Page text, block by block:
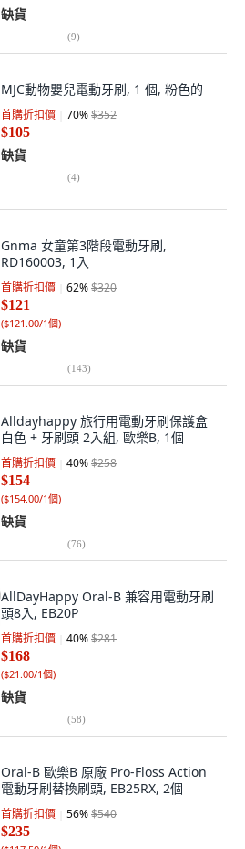
缺貨
(9)
MJC動物嬰兒電動牙刷, 1 個, 粉色的
首購折扣價 70%$352
$105
缺貨
(4)
Gnma 女童第3階段電動牙刷,
RD160003, 1入
首購折扣價 62%$320
$121
($121.00/1個)
缺貨
(143)
Alldayhappy 旅行用電動牙刷保護盒
白色 + 牙刷頭 2入組, 歐樂B, 1個
首購折扣價 40%$258
$154
($154.00/1個)
缺貨
(76)
AllDayHappy Oral-B 兼容用電動牙刷
頭8入, EB20P
首購折扣價 40%$281
$168
($21.00/1個)
缺貨
(58)
Oral-B 歐樂B 原廠 Pro-Floss Action
電動牙刷替換刷頭, EB25RX, 2個
首購折扣價 56%$540
$235